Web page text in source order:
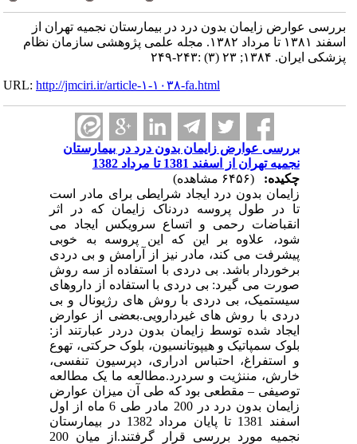
بررسی عوارض زایمان بدون درد در بیمارستان نجمیه تهران از
اسفند ۱۳۸۱ تا مرداد ۱۳۸۲. مجله علمی پژوهشی سازمان نظام
پزشکی ایران. ۱۳۸۴; ۲۳ (۳) :۲۴۳-۲۴۹
URL:http://jmciri.ir/article-۱-۱۰۳۸-fa.html
بررسی عوارض زایمان بدون درد در بیمارستان
نجمیه تهران از اسفند 1381 تا مرداد 1382
چکیده:
زایمان بدون درد ایجاد شرایطی برای مادر است
تا در طول پروسه دردناک زایمان که در اثر
انقباضات رحمی و اتساع سرویکس ایجاد می
شود، علاوه بر این که این پروسه به خوبی
پیشرفت می کند، مادر نیز از آرامش و بی دردی
برخوردار باشد. بی دردی با استفاده از سه روش
صورت می گیرد: بی دردی با استفاده از داروهای
سیستمیک، بی دردی با روش های رژیونال و بی
دردی با روش های غیردارویی.بعضی از عوارض
ایجاد شده توسط زایمان بدون دردر عبارتند از:
بلوک سمپاتیک و هیپوتانسیون، بلوک حرکتی، تهوع
و استفراغ، احتباس ادراری، دپرسیون تنفسی،
خارش، مننژیت و سردرد.مطالعه ما یک مطالعه
توصیفی – مقطعی بود که طی آن میزان عوارض
زایمان بدون درد در 200 مادر طی 6 ماه از اول
اسفند 1381 تا پایان مرداد 1382 در بیمارستان
نجمیه مورد بررسی قرار گرفتند.از میان 200